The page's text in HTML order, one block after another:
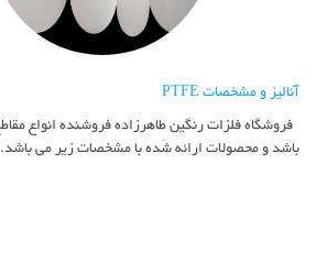
آنالیز و مشخصات PTFE
باشد و محصولات ارائه شده با مشخصات زیر می باشد.